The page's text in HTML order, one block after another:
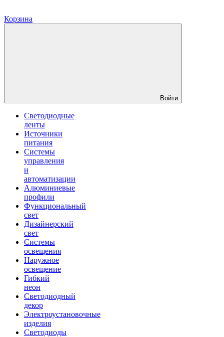
Корзина
Войти
Светодиодные
ленты
Источники
питания
Системы
управления
и
автоматизации
Алюминиевые
профили
Функциональный
свет
Дизайнерский
свет
Системы
освещения
Наружное
освещение
Гибкий
неон
Светодиодный
декор
Электроустановочные
изделия
Светодиоды